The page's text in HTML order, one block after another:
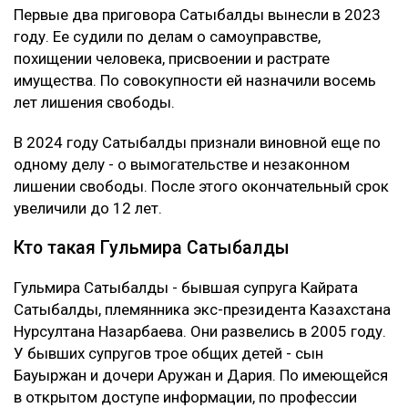
Первые два приговора Сатыбалды вынесли в 2023
году. Ее судили по делам о самоуправстве,
похищении человека, присвоении и растрате
имущества. По совокупности ей назначили восемь
лет лишения свободы.
В 2024 году Сатыбалды признали виновной еще по
одному делу - о вымогательстве и незаконном
лишении свободы. После этого окончательный срок
увеличили до 12 лет.
Кто такая Гульмира Сатыбалды
Гульмира Сатыбалды - бывшая супруга Кайрата
Сатыбалды, племянника экс-президента Казахстана
Нурсултана Назарбаева. Они развелись в 2005 году.
У бывших супругов трое общих детей - сын
Бауыржан и дочери Аружан и Дария. По имеющейся
в открытом доступе информации, по профессии